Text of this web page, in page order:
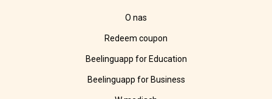
O nas
Redeem coupon
Beelinguapp for Education
Beelinguapp for Business